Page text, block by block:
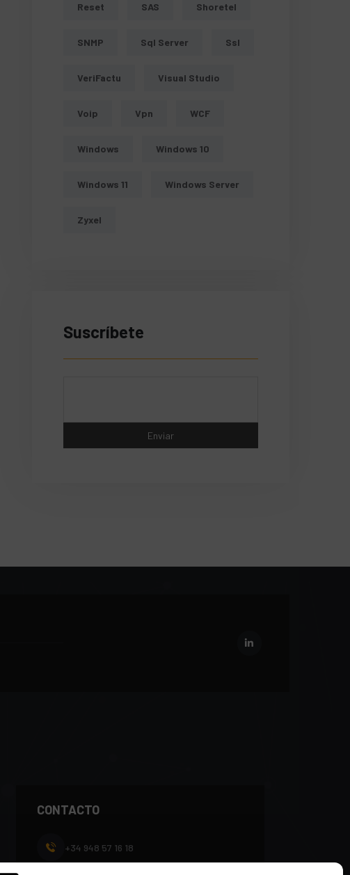
Reset SAS Shoretel
SNMP Sql Server Ssl
VeriFactu Visual Studio
Voip Vpn WCF
Windows Windows 10
Windows 11 Windows Server
Zyxel
Suscríbete
CONTACTO
+34 948 57 16 18